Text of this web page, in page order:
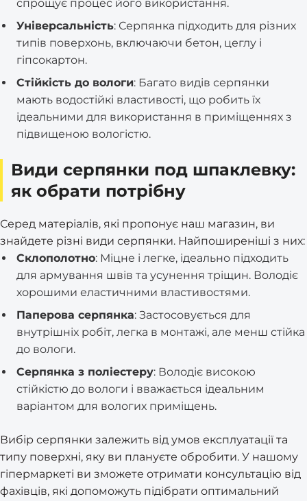
спрощує процес його використання.
Універсальність: Серпянка підходить для різних
типів поверхонь, включаючи бетон, цеглу і
гіпсокартон.
Стійкість до вологи: Багато видів серпянки
мають водостійкі властивості, що робить їх
ідеальними для використання в приміщеннях з
підвищеною вологістю.
Види серпянки под шпаклевку:
як обрати потрібну
Серед матеріалів, які пропонує наш магазин, ви
знайдете різні види серпянки. Найпоширеніші з них:
Склополотно: Міцне і легке, ідеально підходить
для армування швів та усунення тріщин. Володіє
хорошими еластичними властивостями.
Паперова серпянка: Застосовується для
внутрішніх робіт, легка в монтажі, але менш стійка
до вологи.
Серпянка з поліестеру: Володіє високою
стійкістю до вологи і вважається ідеальним
варіантом для вологих приміщень.
Вибір серпянки залежить від умов експлуатації та
типу поверхні, яку ви плануєте обробити. У нашому
гіпермаркеті ви зможете отримати консультацію від
фахівців, які допоможуть підібрати оптимальний